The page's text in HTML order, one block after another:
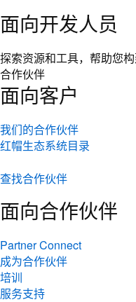
面向开发人员
探索资源和工具，帮助您
合作伙伴
面向客户
我们的合作伙伴
红帽生态系统目录
查找合作伙伴
面向合作伙伴
Partner Connect
成为合作伙伴
培训
服务支持